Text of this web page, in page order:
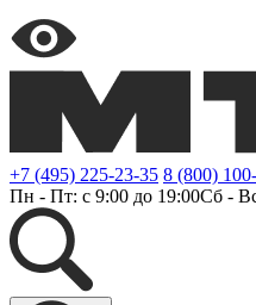
+7 (495) 225-23-35 8 (800)
Пн - Пт: с 9:00 до 19:00Сб -